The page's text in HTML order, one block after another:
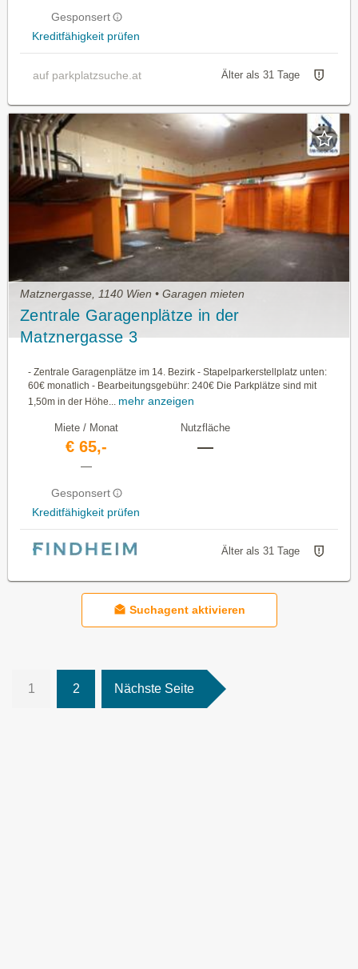
Gesponsert
Kreditfähigkeit prüfen
auf parkplatzsuche.at Älter als 31 Tage
Matznergasse, 1140 Wien • Garagen mieten
Zentrale Garagenplätze in der
Matznergasse 3
- Zentrale Garagenplätze im 14. Bezirk - Stapelparkerstellplatz unten:
60€ monatlich - Bearbeitungsgebühr: 240€ Die Parkplätze sind mit
1,50m in der Höhe...
mehr anzeigen
Miete / Monat
€ 65,-
—
Gesponsert
Kreditfähigkeit prüfen
Nutzfläche
—
Älter als 31 Tage
Suchagent aktivieren
1 2 Nächste Seite